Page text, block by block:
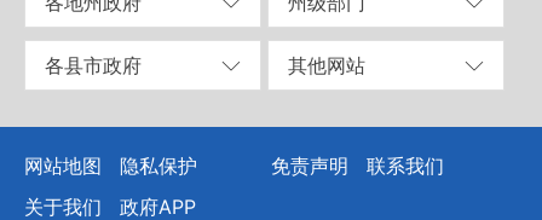
各县市政府 其他网站
网站地图 隐私保护 免责声明
联系我们
关于我们
政府APP